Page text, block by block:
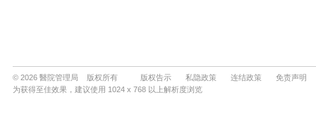
© 2026 醫院管理局 版权所有 版权告示 私隐政策 连结政策
免责声明
为获得至佳效果，建议使用 1024 x 768 以上解析度浏览